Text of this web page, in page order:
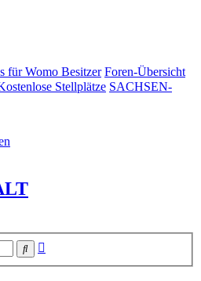
für Womo Besitzer Foren-Übersicht
Stellplätze SACHSEN-
Suche